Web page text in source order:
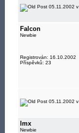
05.11.2002 v
Falcon
Newbie
Registrován: 16.10.2002
Příspěvků: 23
05.11.2002 v
lmx
Newbie